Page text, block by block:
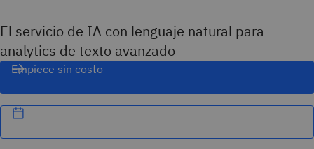
El servicio de IA con lenguaje natural para
analytics de texto avanzado
Empiece sin costo